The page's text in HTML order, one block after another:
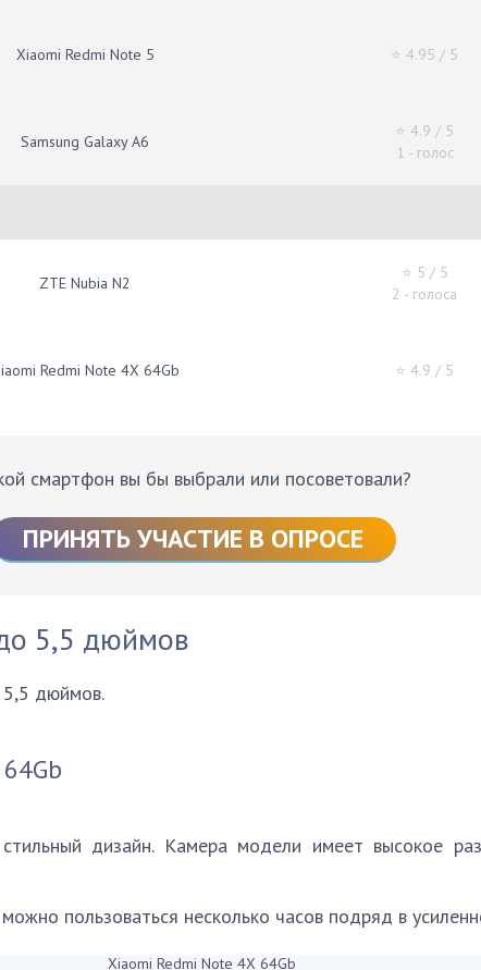
Xiaomi Redmi Note 5 ⭐ 4.95 / 5
Samsung Galaxy A6
⭐ 4.9 / 5
1 - голос
ZTE Nubia N2
⭐ 5 / 5
2 - голоса
Redmi Note 4X 64Gb ⭐ 4.9 / 5
смартфон вы бы выбрали или посоветовали?
ПРИНЯТЬ УЧАСТИЕ В ОПРОСЕ
5,5 дюймов
дюймов.
дизайн. Камера модели имеет высокое
пользоваться несколько часов подряд в